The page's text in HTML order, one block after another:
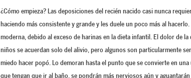
¿Cómo empieza? Las deposiciones del recién nacido casi nunca
haciendo más consistente y grande y les duele un poco más al
moderna, debido al exceso de harinas en la dieta infantil. El dolor de
niños se acuerdan solo del alivio, pero algunos son particularmente
miedo hacer popó. Lo demoran hasta el punto que se convierte en
que tengan que ir al baño, se pondrán más nerviosos aún y